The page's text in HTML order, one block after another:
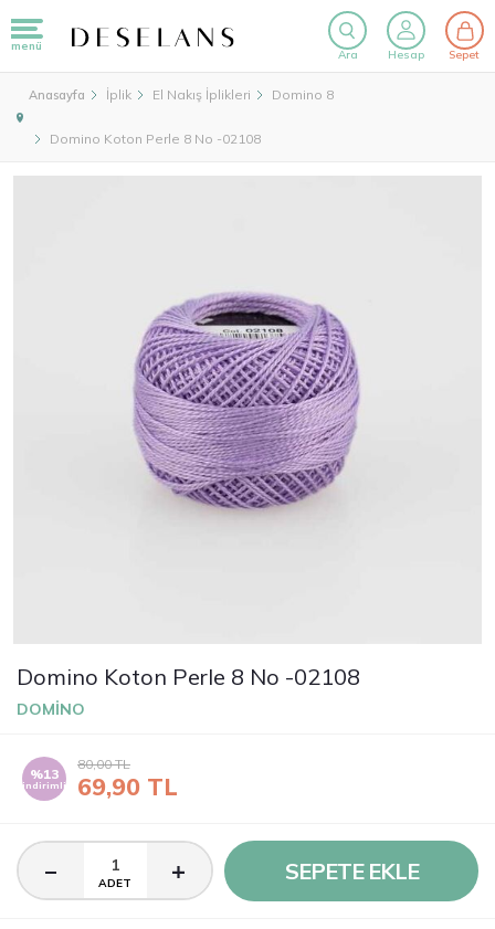
menü
Ara Hesap Sepet
Anasayfa İplik El Nakış İplikleri Domino 8
Domino Koton Perle 8 No -02108
Domino Koton Perle 8 No -02108
DOMİNO
%13
indirimli 69,90 TL
80,00TL
ADET SEPETE EKLE